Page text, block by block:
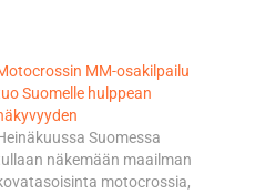
MM-osakilpailu
Suomelle hulppean
Suomessa
näkemään maailman
motocrossia,